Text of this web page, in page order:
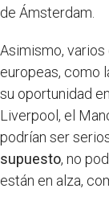
de Ámsterdam.
Asimismo,
europeas, como
su oportunidad
Liverpool, el
podrían ser
supuesto, no
están en alza,